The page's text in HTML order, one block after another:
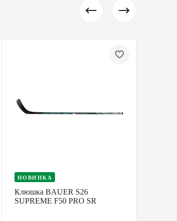
НОВИНКА
Клюшка BAUER S26
SUPREME F50 PRO SR